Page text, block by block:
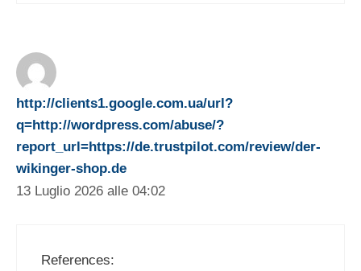
http://clients1.google.com.ua/url?
q=http://wordpress.com/abuse/?
report_url=https://de.trustpilot.com/review/der-
wikinger-shop.de
13 Luglio 2026 alle 04:02
References: